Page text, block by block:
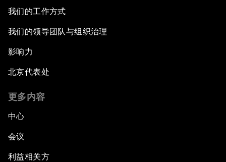
我们的工作方式
我们的领导团队与组织治理
影响力
北京代表处
更多内容
中心
会议
利益相关方